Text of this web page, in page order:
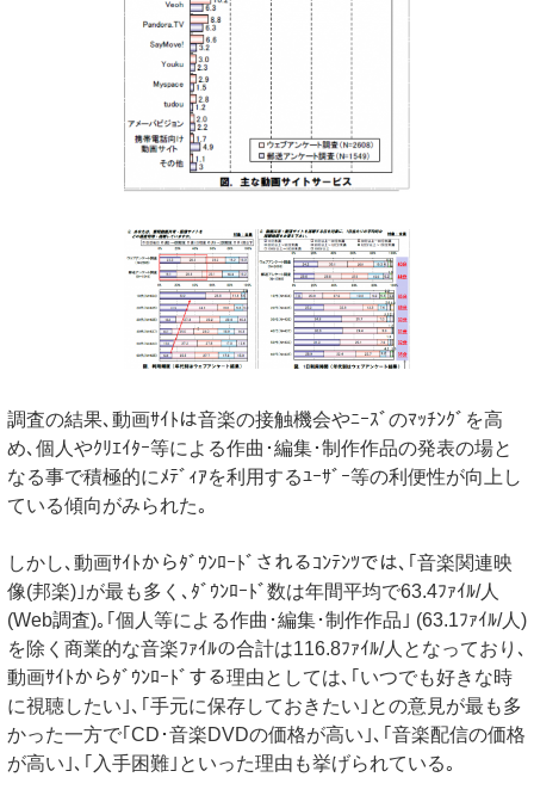
調査の結果､動画ｻｲﾄは音楽の接触機会やﾆｰｽﾞのﾏｯﾁﾝｸﾞを高
め､個人やｸﾘｴｲﾀｰ等による作曲･編集･制作作品の発表の場と
なる事で積極的にﾒﾃﾞｨｱを利用するﾕｰｻﾞｰ等の利便性が向上し
ている傾向がみられた｡
しかし､動画ｻｲﾄからﾀﾞｳﾝﾛｰﾄﾞされるｺﾝﾃﾝﾂでは､｢音楽関連映
像(邦楽)｣が最も多く､ﾀﾞｳﾝﾛｰﾄﾞ数は年間平均で63.4ﾌｧｲﾙ/人
(Web調査)｡｢個人等による作曲･編集･制作作品｣ (63.1ﾌｧｲﾙ/人)
を除く商業的な音楽ﾌｧｲﾙの合計は116.8ﾌｧｲﾙ/人となっており､
動画ｻｲﾄからﾀﾞｳﾝﾛｰﾄﾞする理由としては､｢いつでも好きな時
に視聴したい｣､｢手元に保存しておきたい｣との意見が最も多
かった一方で｢CD･音楽DVDの価格が高い｣､｢音楽配信の価格
が高い｣､｢入手困難｣といった理由も挙げられている｡